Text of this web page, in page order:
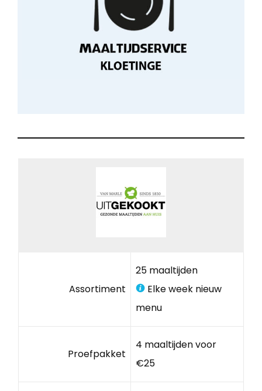
Assortiment
25 maaltijden
Elke week nieuw
menu
Proefpakket
4 maaltijden voor
€25